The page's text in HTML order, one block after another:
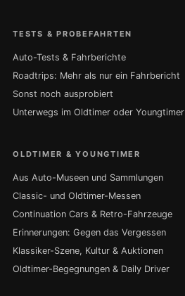
TESTS & PROBEFAHRTEN
Auto-Tests & Fahrberichte
Roadtrips: Mehr als nur ein Fahrbericht
Sonst noch ausprobiert
Unterwegs im Oldtimer oder Youngtimer
OLDTIMER & YOUNGTIMER
Aus Auto-Museen und Sammlungen
Classic- und Oldtimer-Messen
Continuation Cars & Retro-Fahrzeuge
Erinnerungen: Gegen das Vergessen
Klassiker-Szene, Kultur & Auktionen
Oldtimer-Begegnungen & Daily Driver